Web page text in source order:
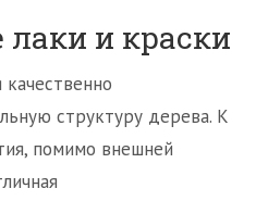
и краски
структуру дерева. К
помимо внешней